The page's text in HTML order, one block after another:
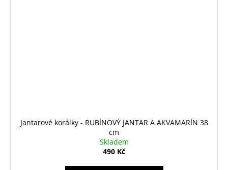
Jantarové korálky - RUBÍNOVÝ JANTAR A AKVAMARÍN 38
cm
Skladem
490 Kč